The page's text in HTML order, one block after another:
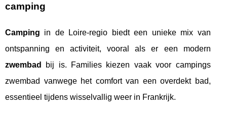
camping
Camping in de Loire-regio biedt een unieke mix van
ontspanning en activiteit, vooral als er een modern
zwembad
bij is. Families kiezen vaak voor campings
zwembad vanwege het comfort van een overdekt bad,
essentieel tijdens wisselvallig weer in Frankrijk.